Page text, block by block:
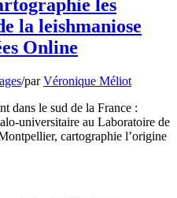
les
la leishmaniose
Online
/parVéronique Méliot
dans le sud de la France :
universitaire au Laboratoire de
cartographie l’origine